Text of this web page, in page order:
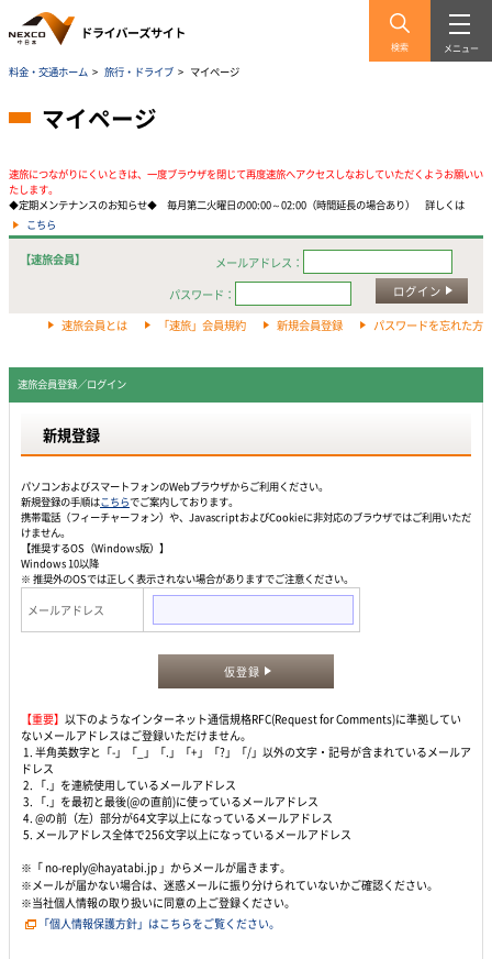
検索 メニュー
料金・交通ホーム > 旅行・ドライブ > マイページ
マイページ
速旅につながりにくいときは、一度ブラウザを閉じて再度速旅へアクセスしなおしていただくようお願いい
たします。
◆定期メンテナンスのお知らせ◆ 毎月第二火曜日の00:00～02:00（時間延長の場合あり） 詳しくは
こちら
【速旅会員】
メールアドレス：
パスワード：
ログイン
速旅会員とは 「速旅」会員規約 新規会員登録 パスワードを忘れた方
速旅会員登録／ログイン
新規登録
パソコンおよびスマートフォンのWebプラウザからご利用ください。
新規登録の手順はこちらでご案内しております。
携帯電話（フィーチャーフォン）や、JavascriptおよびCookieに非対応のブラウザではご利用いただ
けません。
【推奨するOS（Windows版）】
Windows 10以降
※ 推奨外のOSでは正しく表示されない場合がありますでご注意ください。
メールアドレス
仮登録
【重要】 以下のようなインターネット通信規格RFC(Request for Comments)に準拠してい
ないメールアドレスはご登録いただけません。
1. 半角英数字と「-」「_」「.」「+」「?」「/」以外の文字・記号が含まれているメールア
ドレス
2. 「.」を連続使用しているメールアドレス
3. 「.」を最初と最後(@の直前)に使っているメールアドレス
4. @の前（左）部分が64文字以上になっているメールアドレス
5. メールアドレス全体で256文字以上になっているメールアドレス
※「 no-reply@hayatabi.jp 」からメールが届きます。
※メールが届かない場合は、迷惑メールに振り分けられていないかご確認ください。
※当社個人情報の取り扱いに同意の上ご登録ください。
「個人情報保護方針」はこちらをご覧ください。